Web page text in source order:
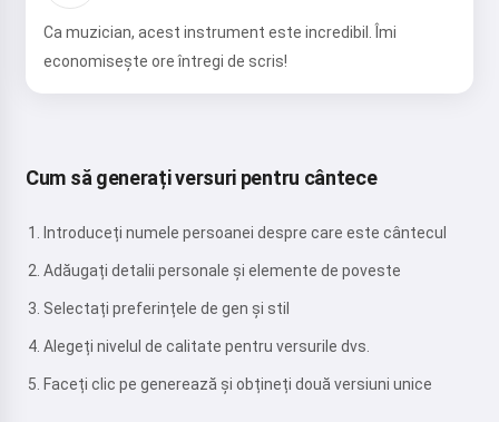
Ca muzician, acest instrument este incredibil. Îmi
economisește ore întregi de scris!
Cum să generați versuri pentru cântece
Introduceți numele persoanei despre care este cântecul
Adăugați detalii personale și elemente de poveste
Selectați preferințele de gen și stil
Alegeți nivelul de calitate pentru versurile dvs.
Faceți clic pe generează și obțineți două versiuni unice